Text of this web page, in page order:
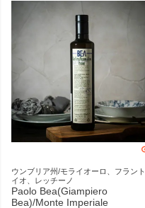
ウンブリア州/モライオーロ、フラント
イオ、レッチーノ
Paolo Bea(Giampiero
Bea)/Monte Imperiale